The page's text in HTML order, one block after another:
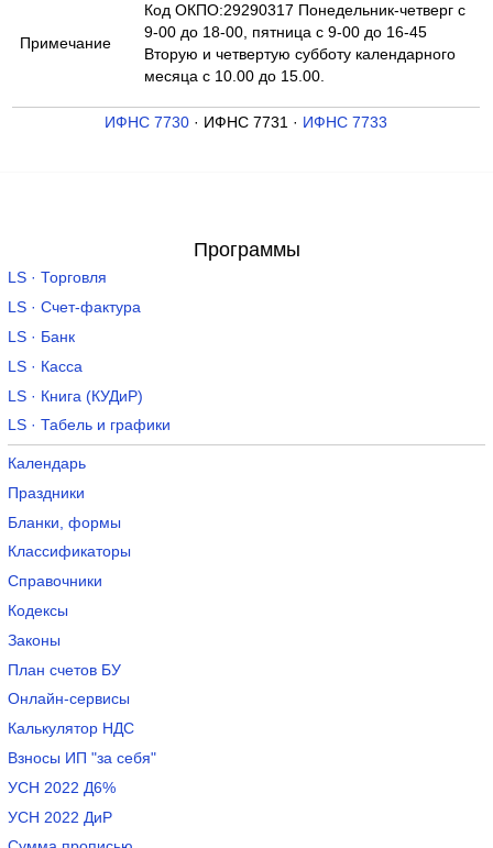
Примечание
Код ОКПО:29290317 Понедельник-четверг с
9-00 до 18-00, пятница с 9-00 до 16-45
Вторую и четвертую субботу календарного
месяца с 10.00 до 15.00.
ИФНС 7730 · ИФНС 7731 · ИФНС 7733
Программы
LS · Торговля
LS · Счет-фактура
LS · Банк
LS · Касса
LS · Книга (КУДиР)
LS · Табель и графики
Календарь
Праздники
Бланки, формы
Классификаторы
Справочники
Кодексы
Законы
План счетов БУ
Онлайн-сервисы
Калькулятор НДС
Взносы ИП "за себя"
УСН 2022 Д6%
УСН 2022 ДиР